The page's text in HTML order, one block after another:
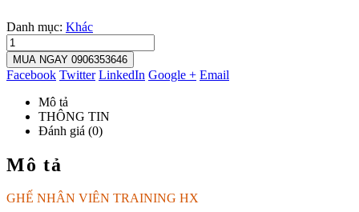
Danh mục: Khác
MUA NGAY 0906353646
Facebook Twitter LinkedIn Google + Email
Mô tả
THÔNG TIN
Đánh giá (0)
Mô tả
GHẾ NHÂN VIÊN TRAINING HX